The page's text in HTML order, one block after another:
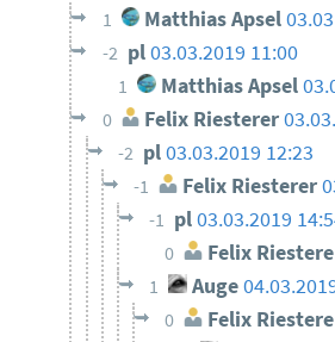
1 Matthias Apsel
-2 pl03.03.2019 11:00
1 Matthias Apsel
0 Felix Riesterer
-2 pl03.03.2019 12:23
-1 Felix Riesterer
-1 pl03.03.2019
0 Felix
1 Auge
0 Felix